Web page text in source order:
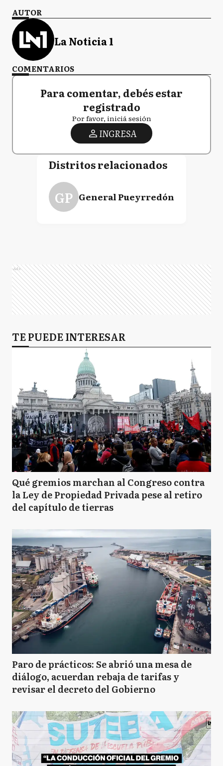
AUTOR
La Noticia 1
COMENTARIOS
Para comentar, debés estar
registrado
Por favor, iniciá sesión
INGRESA
Distritos relacionados
GP General Pueyrredón
Ads
TE PUEDE INTERESAR
Qué gremios marchan al Congreso contra
la Ley de Propiedad Privada pese al retiro
del capítulo de tierras
Paro de prácticos: Se abrió una mesa de
diálogo, acuerdan rebaja de tarifas y
revisar el decreto del Gobierno